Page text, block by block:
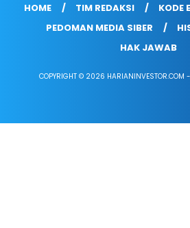
HOME TIM REDAKSI
KODE
PEDOMAN MEDIA SIBER
HAK JAWAB
COPYRIGHT © 2026 HARIANINVESTOR.COM